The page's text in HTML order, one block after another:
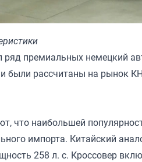
ряд премиальных немецкий
были рассчитаны на рынок
что наибольшей
импорта. Китайский
258 л. с. Кроссовер